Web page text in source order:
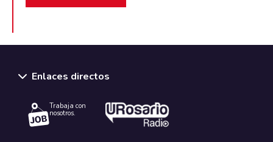
Enlaces directos
Trabaja con
nosotros.